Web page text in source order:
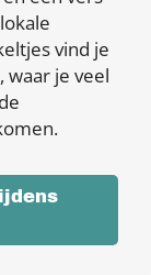
vind je
waar je veel